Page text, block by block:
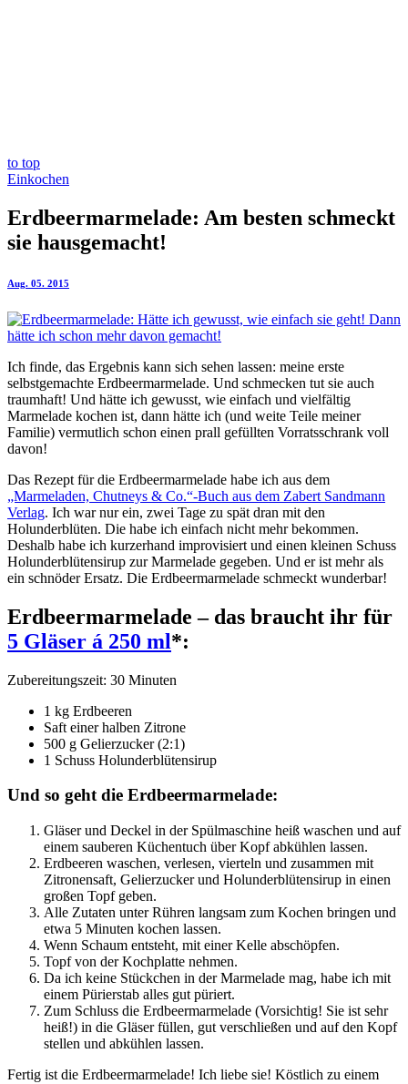
to top
Einkochen
Erdbeermarmelade: Am besten schmeckt
sie hausgemacht!
Aug. 05. 2015
Ich finde, das Ergebnis kann sich sehen lassen: meine erste
selbstgemachte Erdbeermarmelade. Und schmecken tut sie auch
traumhaft! Und hätte ich gewusst, wie einfach und vielfältig
Marmelade kochen ist, dann hätte ich (und weite Teile meiner
Familie) vermutlich schon einen prall gefüllten Vorratsschrank voll
davon!
Das Rezept für die Erdbeermarmelade habe ich aus dem
„Marmeladen, Chutneys & Co.“-Buch aus dem Zabert Sandmann
Verlag. Ich war nur ein, zwei Tage zu spät dran mit den
Holunderblüten. Die habe ich einfach nicht mehr bekommen.
Deshalb habe ich kurzerhand improvisiert und einen kleinen Schuss
Holunderblütensirup zur Marmelade gegeben. Und er ist mehr als
ein schnöder Ersatz. Die Erdbeermarmelade schmeckt wunderbar!
Erdbeermarmelade – das braucht ihr für
5 Gläser á 250 ml*:
Zubereitungszeit: 30 Minuten
1 kg Erdbeeren
Saft einer halben Zitrone
500 g Gelierzucker (2:1)
1 Schuss Holunderblütensirup
Und so geht die Erdbeermarmelade:
Gläser und Deckel in der Spülmaschine heiß waschen und auf
einem sauberen Küchentuch über Kopf abkühlen lassen.
Erdbeeren waschen, verlesen, vierteln und zusammen mit
Zitronensaft, Gelierzucker und Holunderblütensirup in einen
großen Topf geben.
Alle Zutaten unter Rühren langsam zum Kochen bringen und
etwa 5 Minuten kochen lassen.
Wenn Schaum entsteht, mit einer Kelle abschöpfen.
Topf von der Kochplatte nehmen.
Da ich keine Stückchen in der Marmelade mag, habe ich mit
einem Pürierstab alles gut püriert.
Zum Schluss die Erdbeermarmelade (Vorsichtig! Sie ist sehr
heiß!) in die Gläser füllen, gut verschließen und auf den Kopf
stellen und abkühlen lassen.
Fertig ist die Erdbeermarmelade! Ich liebe sie! Köstlich zu einem